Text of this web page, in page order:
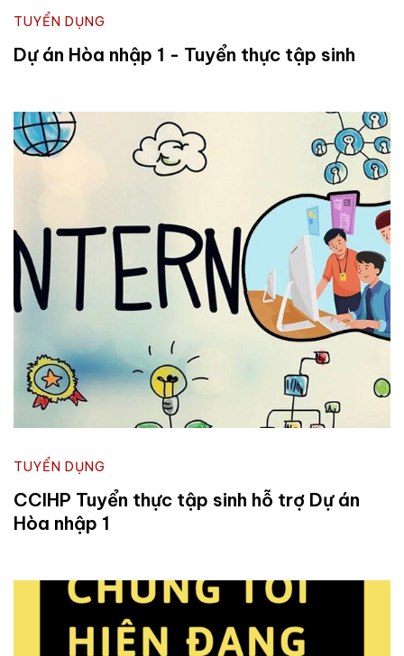
TUYỂN DỤNG
Dự án Hòa nhập 1 - Tuyển thực tập sinh
TUYỂN DỤNG
CCIHP Tuyển thực tập sinh hỗ trợ Dự án
Hòa nhập 1